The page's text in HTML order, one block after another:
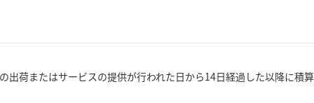
出荷またはサービスの提供が行われた日から14日経過した以降に積